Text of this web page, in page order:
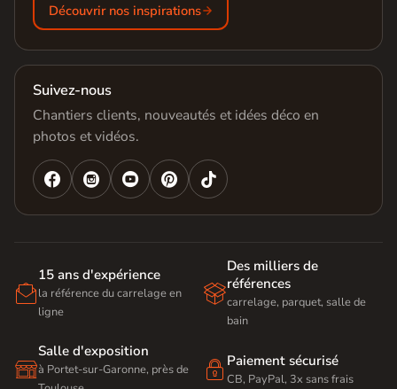
Découvrir nos inspirations
Suivez-nous
Chantiers clients, nouveautés et idées déco en
photos et vidéos.
   

15 ans d'expérience
la référence du carrelage en
ligne

Des milliers de
références
carrelage, parquet, salle de
bain

Salle d'exposition
à Portet-sur-Garonne, près de
 Paiement sécurisé
CB, PayPal, 3x sans frais